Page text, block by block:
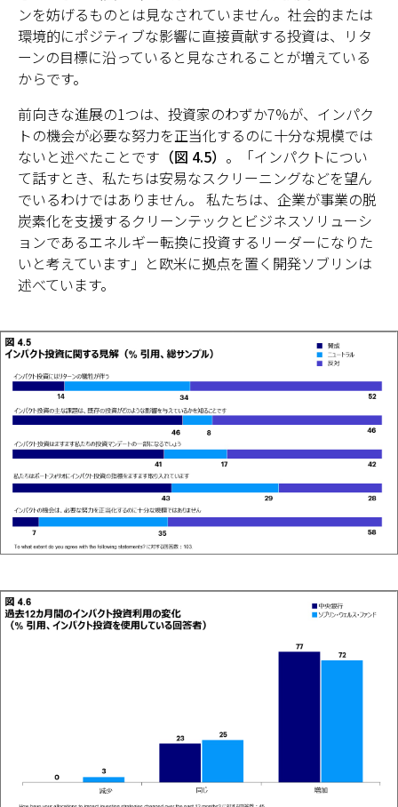
ンを妨げるものとは見なされていません。社会的または
環境的にポジティブな影響に直接貢献する投資は、リタ
ーンの目標に沿っていると見なされることが増えている
からです。
前向きな進展の1つは、投資家のわずか7%が、インパク
トの機会が必要な努力を正当化するのに十分な規模では
ないと述べたことです （図 4.5） 。「インパクトについ
て話すとき、私たちは安易なスクリーニングなどを望ん
でいるわけではありません。 私たちは、企業が事業の脱
炭素化を支援するクリーンテックとビジネスソリューシ
ョンであるエネルギー転換に投資するリーダーになりた
いと考えています」と欧米に拠点を置く開発ソブリンは
述べています。